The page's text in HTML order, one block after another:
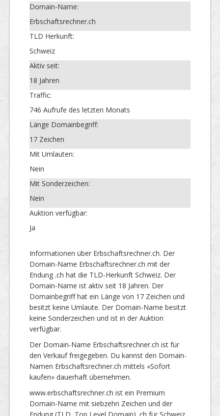
Domain-Name:
Erbschaftsrechner.ch
TLD Herkunft:
Schweiz
Aktiv seit:
18 Jahren
Traffic:
746 Aufrufe des letzten Monats
Länge Domainbegriff:
17 Zeichen
Mit Umlauten:
Nein
Mit Sonderzeichen:
Nein
Auktion verfügbar:
Ja
Informationen über Erbschaftsrechner.ch. Der
Domain-Name Erbschaftsrechner.ch mit der
Endung .ch hat die TLD-Herkunft Schweiz. Der
Domain-Name ist aktiv seit 18 Jahren. Der
Domainbegriff hat ein Länge von 17 Zeichen und
besitzt keine Umlaute. Der Domain-Name besitzt
keine Sonderzeichen und ist in der Auktion
verfügbar.
Der Domain-Name Erbschaftsrechner.ch ist für
den Verkauf freigegeben. Du kannst den Domain-
Namen Erbschaftsrechner.ch mittels «Sofort
kaufen» dauerhaft übernehmen.
www.erbschaftsrechner.ch ist ein Premium
Domain-Name mit siebzehn Zeichen und der
Endung (TLD, Top Level Domain) .ch für Schweiz.